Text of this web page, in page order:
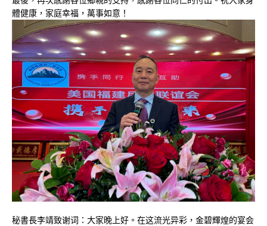
體健康，家庭幸福，萬事如意！
秘書長李靖致谢词：大家晚上好。在这流光异彩，金碧輝煌的宴会